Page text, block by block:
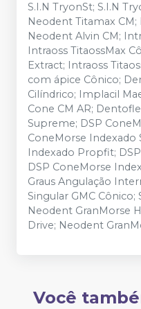
S.I.N TryonSt; S.I.N
Neodent Titamax CM;
Neodent Alvin CM;
Intraoss TitaossMax
Extract; Intraoss
com ápice Cônico;
Cilíndrico; Implacil
Cone CM AR;
Supreme; DSP
ConeMorse Indexado
Indexado Propfit;
DSP ConeMorse
Graus Angulação
Singular GMC Cônico;
Neodent GranMorse
Drive; Neodent
Você